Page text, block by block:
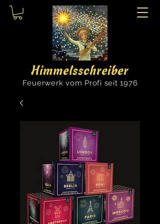
Himmelsschreiber
Feuerwerk vom Profi seit 1976